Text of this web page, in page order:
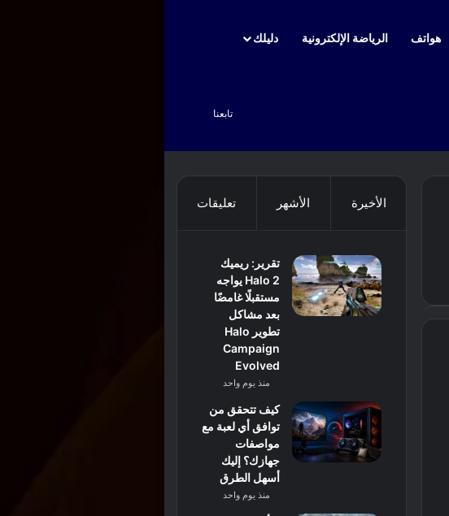
هواتف الرياضة الإلكترونية دليلك
تابعنا
الأخيرة الأشهر تعليقات
تقرير: ريميك
Halo 2 يواجه
مستقبلًا غامضًا
بعد مشاكل
تطوير Halo
Campaign
Evolved
منذ يوم واحد
كيف تتحقق من
توافق أي لعبة مع
مواصفات
جهازك؟ إليك
أسهل الطرق
منذ يوم واحد